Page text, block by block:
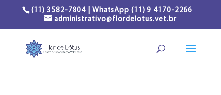
(11) 3582-7804 | WhatsApp (11) 9 4170-2266
administrativo@flordelotus.vet.br